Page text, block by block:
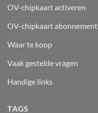
OV-chipkaart activeren
OV-chipkaart abonnement
Waar te koop
Vaak gestelde vragen
Handige links
TAGS